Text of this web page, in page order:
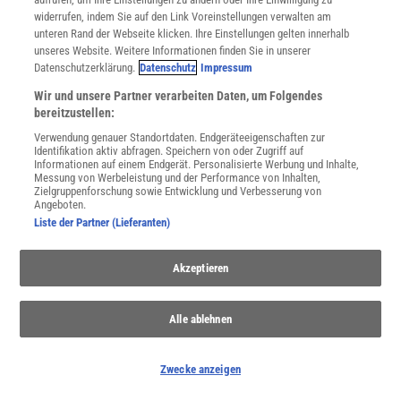
Kössel (†), Prof. Dr. Hans (H.K.)
Kühnle, Ralph (R.Kü.)
Kuss (†), Prof. Dr. Siegfried (S.K.)
Kyrieleis, Armin (A.K.)
Lahrtz, Stephanie (S.L.)
Lamparski, Prof. Dr. Franz (F.L.)
Landgraf, Dr. Uta (U.L.)
Lange, Prof. Dr. Herbert (H.L.)
Lange, Jörg
Langer, Dr. Bernd (B.La.)
Larbolette, Dr. Oliver (O.L.)
Laurien-Kehnen, Dr. Claudia (C.L.)
Lay, Dr. Martin (M.L.)
Lechner-Ssymank, Brigitte (B.Le.)
Leinberger, Annette (A.L.)
Leven, Prof. Franz-Josef (F.J.L.)
widerrufen, indem Sie auf den Link Voreinstellungen verwalten am
unteren Rand der Webseite klicken. Ihre Einstellungen gelten innerhalb
unseres Website. Weitere Informationen finden Sie in unserer
Datenschutzerklärung. Datenschutz Impressum
Wir und unsere Partner verarbeiten Daten, um Folgendes
bereitzustellen:
Verwendung genauer Standortdaten. Endgeräteeigenschaften zur
Identifikation aktiv abfragen. Speichern von oder Zugriff auf
Informationen auf einem Endgerät. Personalisierte Werbung und Inhalte,
Messung von Werbeleistung und der Performance von Inhalten,
Zielgruppenforschung sowie Entwicklung und Verbesserung von
Angeboten.
Liste der Partner (Lieferanten)
Akzeptieren
Alle ablehnen
Zwecke anzeigen